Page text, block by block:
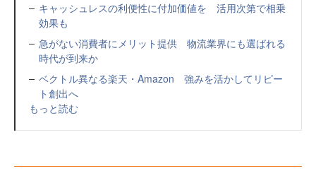
キャッシュレスの利便性に付加価値を 活用次第で相乗
効果も
急がない消費者にメリット提供 物流業界にも選ばれる
時代が到来か
ベクトル異なる楽天・Amazon 強みを活かしてリピー
ト創出へ
もっと読む